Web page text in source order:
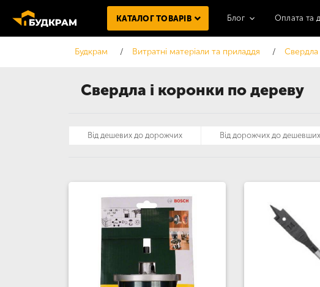
Свердла і коронки по дереву
КАТАЛОГ ТОВАРІВ Блог Оплата та
Будкрам Витратні матеріали та приладдя Свердла
Від дешевих до дорожчих Від дорожчих до дешевших